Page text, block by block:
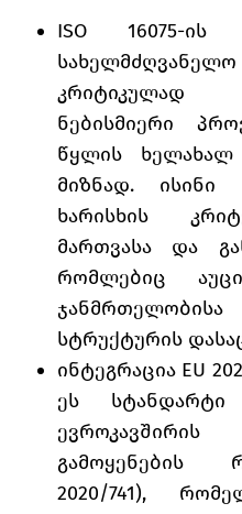
ISO 16075-
კრიტიკულად
ნებისმიერი
წყლის ხელახალ
მიზნად. ისინი
ხარისხის
მართვასა და
რომლებიც
სტრუქტურის
ინტეგრაცია EU
ეს სტანდარტი
გამოყენების
2020/741),